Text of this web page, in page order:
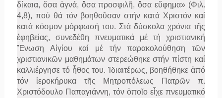
δίκαια, ὅσα ἁγνά, ὅσα προσφιλῆ, ὅσα εὔφημα» (Φιλ.
4,8), πού θά τόν βοηθοῦσαν στήν κατά Χριστόν καί
κατά κόσμον μόρφωσή του. Στά δύσκολα χρόνια τῆς
ἐφηβείας, συνεδέθη πνευματικά μέ τή χριστιανική
Ἕνωση Αἰγίου καί μέ τήν παρακολούθηση τῶν
χριστιανικῶν μαθημάτων στερεώθηκε στήν πίστη καί
καλλιέργησε τό ἦθος του. Ἰδιαιτέρως, βοηθήθηκε ἀπό
τόν ἱεροκήρυκα τῆς Μητροπόλεως Πατρῶν π.
Χριστόδουλο Παπαγιάννη, τόν ὁποῖο εἶχε πνευματικό